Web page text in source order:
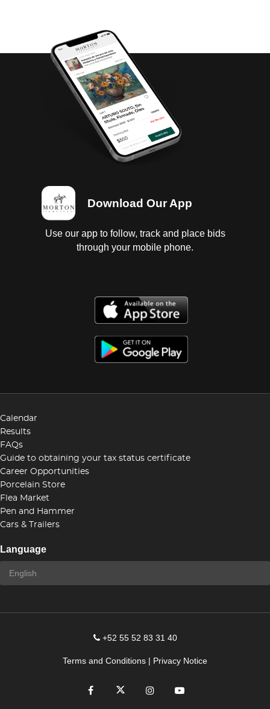
Download Our App
Use our app to follow, track and place bids
through your mobile phone.
Calendar
Results
FAQs
Guide to obtaining your tax status certificate
Career Opportunities
Porcelain Store
Flea Market
Pen and Hammer
Cars & Trailers
Language
+52 55 52 83 31 40
Terms and Conditions | Privacy Notice